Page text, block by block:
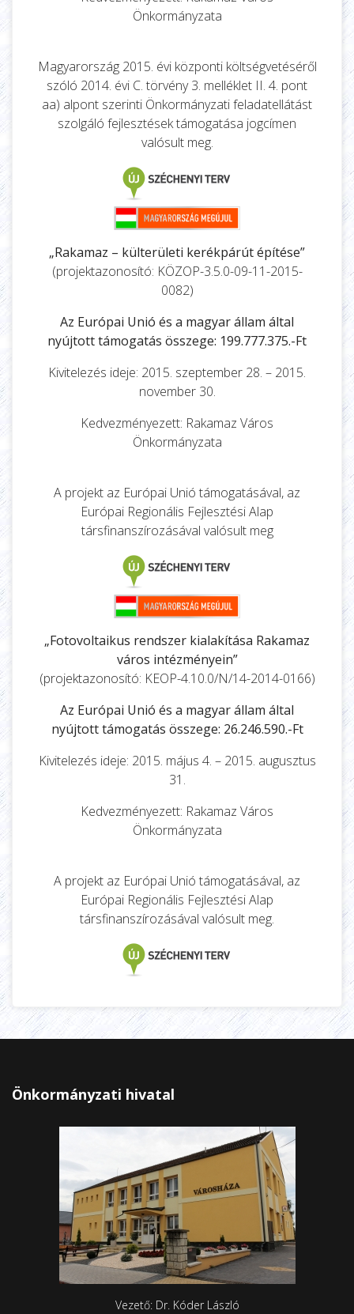
Önkormányzata
Magyarország 2015. évi központi költségvetéséről
szóló 2014. évi C. törvény 3. melléklet II. 4. pont
aa) alpont szerinti Önkormányzati feladatellátást
szolgáló fejlesztések támogatása jogcímen
valósult meg.
„Rakamaz – külterületi kerékpárút építése”
(projektazonosító: KÖZOP-3.5.0-09-11-2015-
0082)
Az Európai Unió és a magyar állam által
nyújtott támogatás összege: 199.777.375.-Ft
Kivitelezés ideje: 2015. szeptember 28. – 2015.
november 30.
Kedvezményezett: Rakamaz Város
Önkormányzata
A projekt az Európai Unió támogatásával, az
Európai Regionális Fejlesztési Alap
társfinanszírozásával valósult meg
„Fotovoltaikus rendszer kialakítása Rakamaz
város intézményein”
(projektazonosító: KEOP-4.10.0/N/14-2014-0166)
Az Európai Unió és a magyar állam által
nyújtott támogatás összege: 26.246.590.-Ft
Kivitelezés ideje: 2015. május 4. – 2015. augusztus
31.
Kedvezményezett: Rakamaz Város
Önkormányzata
A projekt az Európai Unió támogatásával, az
Európai Regionális Fejlesztési Alap
társfinanszírozásával valósult meg.
Önkormányzati hivatal
Vezető: Dr. Kóder László